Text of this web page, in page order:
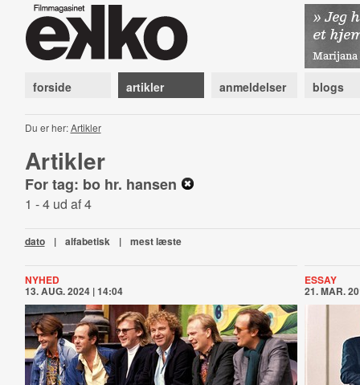
forside artikler anmeldelser blogs
Du er her:Artikler
Artikler
For tag: bo hr. hansen
1 - 4 ud af 4
dato | alfabetisk | mest læste
NYHED
13. AUG. 2024 | 14:04
ESSAY
21. MAR.